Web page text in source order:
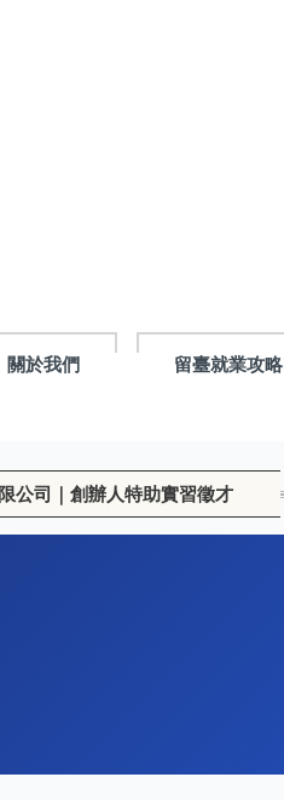
關於我們 留臺就業攻略
公司｜創辦人特助實習徵才